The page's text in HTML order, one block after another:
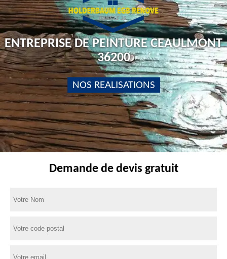
ENTREPRISE DE PEINTURE CEAULMONT
36200
NOS REALISATIONS
Demande de devis gratuit